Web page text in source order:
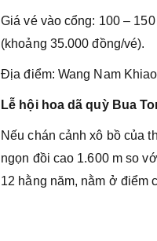
Giá vé vào cổng: 100 –
(khoảng 35.000 đồng/vé).
Địa điểm: Wang Nam
Lễ hội hoa dã quỳ Bua
Nếu chán cảnh xô bồ của
ngọn đồi cao 1.600 m so
12 hằng năm, nằm ở điểm